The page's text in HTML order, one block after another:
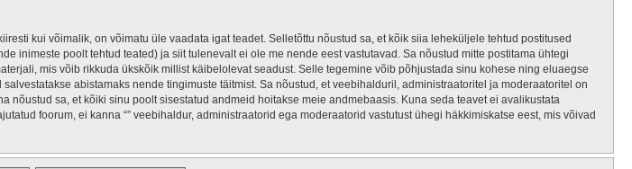
kui võimalik, on võimatu üle vaadata igat teadet. Selletõttu nõustud sa, et kõik siia leheküljele tehtud postitused
inimeste poolt tehtud teated) ja siit tulenevalt ei ole me nende eest vastutavad. Sa nõustud mitte postitama ühtegi
mis võib rikkuda ükskõik millist käibelolevat seadust. Selle tegemine võib põhjustada sinu kohese ning eluaegse
abistamaks nende tingimuste täitmist. Sa nõustud, et veebihalduril, administraatoritel ja moderaatoritel on
sa, et kõiki sinu poolt sisestatud andmeid hoitakse meie andmebaasis. Kuna seda teavet ei avalikustata
foorum, ei kanna “” veebihaldur, administraatorid ega moderaatorid vastutust ühegi häkkimiskatse eest, mis võivad